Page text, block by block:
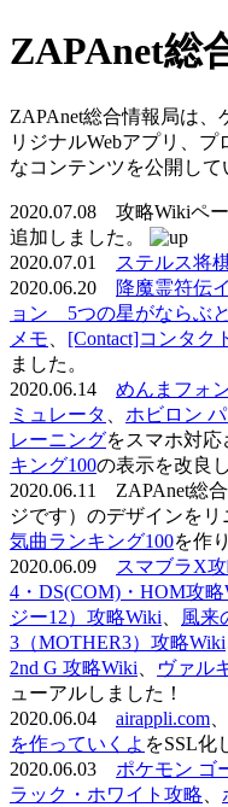
ZAPAnet総
ZAPAnet総合情報局は
リジナルWebアプリ、
なコンテンツを公開して
2020.07.08 攻略Wikiペ
追加しました。
2020.07.01
ステルス将
2020.06.20
降魔霊符伝
ョン 5つの星がならぶ
メモ
[Contact]コンタク
ました。
2020.06.14 めんまフォ
ミュレータ
ホビロン
レーニングをスマホ対応
キング100の表示を改良
2020.06.11 ZAPAnet総
ジです）のデザインをリ
気曲ランキング100を作
2020.06.09
スマブラX
4・DS(COM)・HOM攻略
ジー12）攻略Wiki
風来
3（MOTHER3）攻略Wiki
2nd G 攻略Wiki
ヴァル
ューアルしました！
2020.06.04 airappli.com
を作っていくよ をSSL化
2020.06.03 ポケモン ゴ
ラック・ホワイト攻略